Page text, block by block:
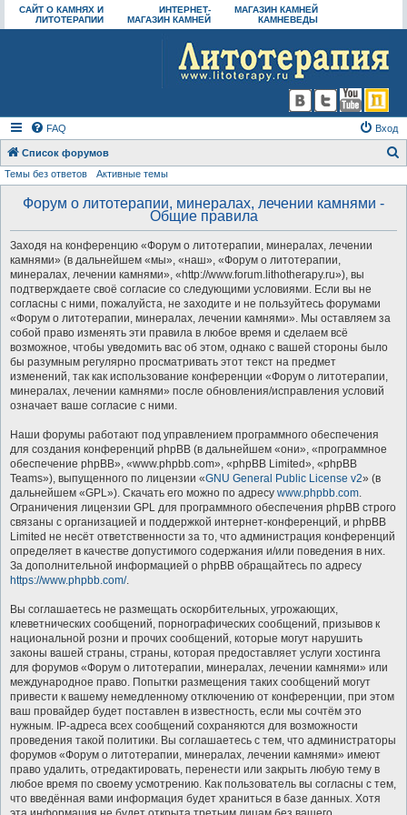
САЙТ О КАМНЯХ И
ЛИТОТЕРАПИИ
ИНТЕРНЕТ-
МАГАЗИН КАМНЕЙ
МАГАЗИН КАМНЕЙ
КАМНЕВЕДЫ
FAQ Вход
Список форумов
Темы без ответов Активные темы
Форум о литотерапии, минералах, лечении камнями -
Общие правила
Заходя на конференцию «Форум о литотерапии, минералах, лечении
камнями» (в дальнейшем «мы», «наш», «Форум о литотерапии,
минералах, лечении камнями», «http://www.forum.lithotherapy.ru»), вы
подтверждаете своё согласие со следующими условиями. Если вы не
согласны с ними, пожалуйста, не заходите и не пользуйтесь форумами
«Форум о литотерапии, минералах, лечении камнями». Мы оставляем за
собой право изменять эти правила в любое время и сделаем всё
возможное, чтобы уведомить вас об этом, однако с вашей стороны было
бы разумным регулярно просматривать этот текст на предмет
изменений, так как использование конференции «Форум о литотерапии,
минералах, лечении камнями» после обновления/исправления условий
означает ваше согласие с ними.
Наши форумы работают под управлением программного обеспечения
для создания конференций phpBB (в дальнейшем «они», «программное
обеспечение phpBB», «www.phpbb.com», «phpBB Limited», «phpBB
Teams»), выпущенного по лицензии «GNU General Public License v2» (в
дальнейшем «GPL»). Скачать его можно по адресу www.phpbb.com.
Ограничения лицензии GPL для программного обеспечения phpBB строго
связаны с организацией и поддержкой интернет-конференций, и phpBB
Limited не несёт ответственности за то, что администрация конференций
определяет в качестве допустимого содержания и/или поведения в них.
За дополнительной информацией о phpBB обращайтесь по адресу
https://www.phpbb.com/.
Вы соглашаетесь не размещать оскорбительных, угрожающих,
клеветнических сообщений, порнографических сообщений, призывов к
национальной розни и прочих сообщений, которые могут нарушить
законы вашей страны, страны, которая предоставляет услуги хостинга
для форумов «Форум о литотерапии, минералах, лечении камнями» или
международное право. Попытки размещения таких сообщений могут
привести к вашему немедленному отключению от конференции, при этом
ваш провайдер будет поставлен в известность, если мы сочтём это
нужным. IP-адреса всех сообщений сохраняются для возможности
проведения такой политики. Вы соглашаетесь с тем, что администраторы
форумов «Форум о литотерапии, минералах, лечении камнями» имеют
право удалить, отредактировать, перенести или закрыть любую тему в
любое время по своему усмотрению. Как пользователь вы согласны с тем,
что введённая вами информация будет храниться в базе данных. Хотя